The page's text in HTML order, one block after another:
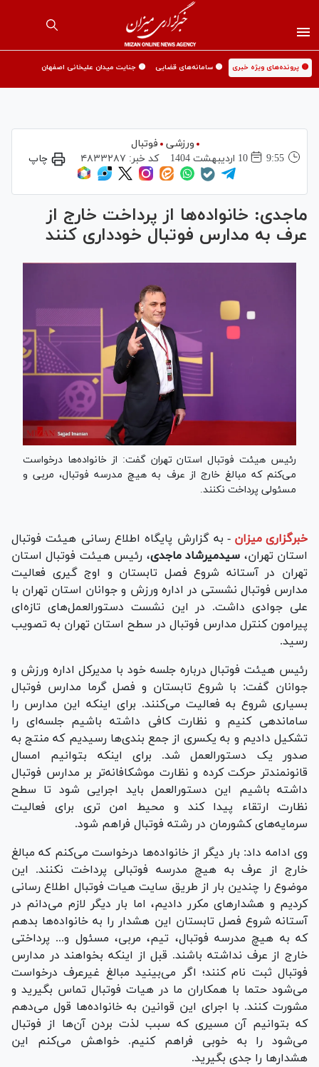
🟡 پرونده‌های ویژه خبری 🟡 سامانه‌های قضایی 🟡 جنایت میدان علیخانی اصفهان
ورزشی
فوتبال
9:55
10 ارديبهشت 1404 کد خبر: ۴۸۳۳۲۸۷ چاپ
ماجدی: خانواده‌ها از پرداخت خارج از
عرف به مدارس فوتبال خودداری کنند
رئیس هیئت فوتبال استان تهران گفت: از خانواده‌ها درخواست
می‌کنم که مبالغ خارج از عرف به هیچ مدرسه فوتبال، مربی و
مسئولی پرداخت نکنند.
خبرگزاری میزان - به گزارش پایگاه اطلاع رسانی هیئت فوتبال
استان تهران، سیدمیرشاد ماجدی، رئیس هیئت فوتبال استان
تهران در آستانه شروع فصل تابستان و اوج گیری فعالیت
مدارس فوتبال نشستی در اداره ورزش و جوانان استان تهران با
علی جوادی داشت. در این نشست دستورالعمل‌های تازه‌ای
پیرامون کنترل مدارس فوتبال در سطح استان تهران به تصویب
رسید.
رئیس هیئت فوتبال درباره جلسه خود با مدیرکل اداره ورزش و
جوانان گفت: با شروع تابستان و فصل گرما مدارس فوتبال
بسیاری شروع به فعالیت می‌کنند. برای اینکه این مدارس را
ساماندهی کنیم و نظارت کافی داشته باشیم جلسه‌ای را
تشکیل دادیم و به یکسری از جمع بندی‌ها رسیدیم که منتج به
صدور یک دستورالعمل شد. برای اینکه بتوانیم امسال
قانونمند‌تر حرکت کرده و نظارت موشکافانه‌تر بر مدارس فوتبال
داشته باشیم این دستورالعمل باید اجرایی شود تا سطح
نظارت ارتقاء پیدا کند و محیط امن تری برای فعالیت
سرمایه‌های کشورمان در رشته فوتبال فراهم شود.
وی ادامه داد: بار دیگر از خانواده‌ها درخواست می‌کنم که مبالغ
خارج از عرف به هیچ مدرسه فوتبالی پرداخت نکنند. این
موضوع را چندین بار از طریق سایت هیات فوتبال اطلاع رسانی
کردیم و هشدار‌های مکرر دادیم، اما بار دیگر لازم می‌دانم در
آستانه شروع فصل تابستان این هشدار را به خانواده‌ها بدهم
که به هیچ مدرسه فوتبال، تیم، مربی، مسئول و... پرداختی
خارج از عرف نداشته باشند. قبل از اینکه بخواهند در مدارس
فوتبال ثبت نام کنند؛ اگر می‌بینید مبالغ غیرعرف درخواست
می‌شود حتما با همکاران ما در هیات فوتبال تماس بگیرید و
مشورت کنند. با اجرای این قوانین به خانواده‌ها قول می‌دهم
که بتوانیم آن مسیری که سبب لذت بردن آن‌ها از فوتبال
می‌شود را به خوبی فراهم کنیم. خواهش می‌کنم این
هشدار‌ها را جدی بگیرید.